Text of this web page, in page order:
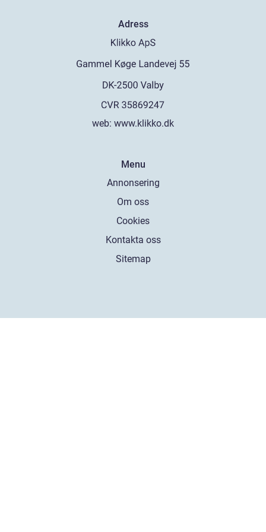
Adress
web: www.klikko.dk
Menu
Annonsering
Om oss
Cookies
Kontakta oss
Sitemap